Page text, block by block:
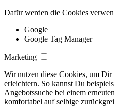
Dafür werden die Cookies
Google
Google Tag Manager
Marketing
Wir nutzen diese Cookies, um
erleichtern. So kannst Du
Angebotssuche bei einem
komfortabel auf selbige